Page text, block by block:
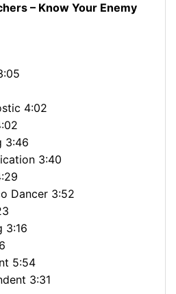
‎– Know Your Enemy
4:02
3:46
3:40
Dancer 3:52
3:16
5:54
3:31